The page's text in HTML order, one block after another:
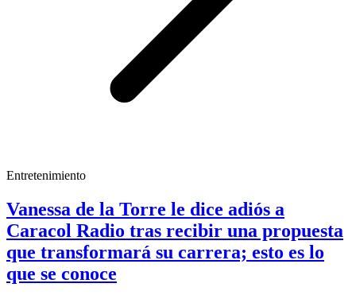
Entretenimiento
Vanessa de la Torre le dice adiós a
Caracol Radio tras recibir una propuesta
que transformará su carrera; esto es lo
que se conoce